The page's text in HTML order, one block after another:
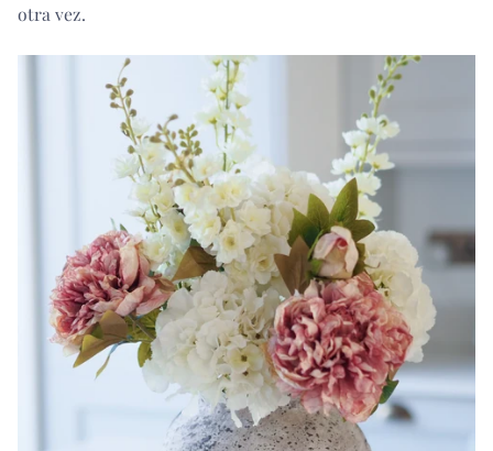
otra vez.